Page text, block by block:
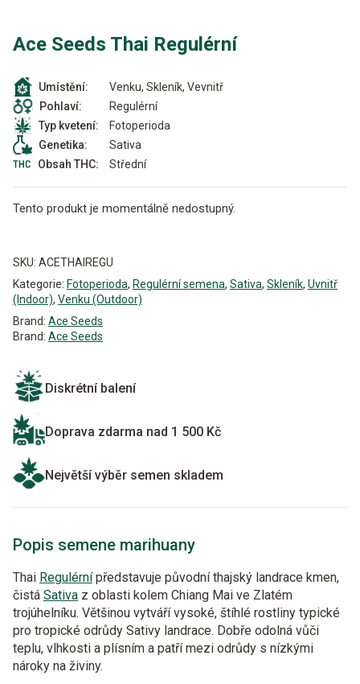
Ace Seeds Thai Regulérní
Umístění:
Venku, Skleník, Vevnitř
Pohlaví:
Regulérní
Typ kvetení:
Fotoperioda
Genetika:
Sativa
Obsah THC:
Střední
Tento produkt je momentálně nedostupný.
SKU: ACETHAIREGU
Kategorie: Fotoperioda, Regulérní semena, Sativa, Skleník, Uvnitř
(Indoor), Venku (Outdoor)
Brand: Ace Seeds
Brand: Ace Seeds
Diskrétní balení
Doprava zdarma nad 1 500 Kč
Největší výběr semen skladem
Popis semene marihuany
Thai Regulérnípředstavuje původní thajský landrace kmen,
čistá Sativa z oblasti kolem Chiang Mai ve Zlatém
trojúhelníku. Většinou vytváří vysoké, štíhlé rostliny typické
pro tropické odrůdy Sativy landrace. Dobře odolná vůči
teplu, vlhkosti a plísním a patří mezi odrůdy s nízkými
nároky na živiny.